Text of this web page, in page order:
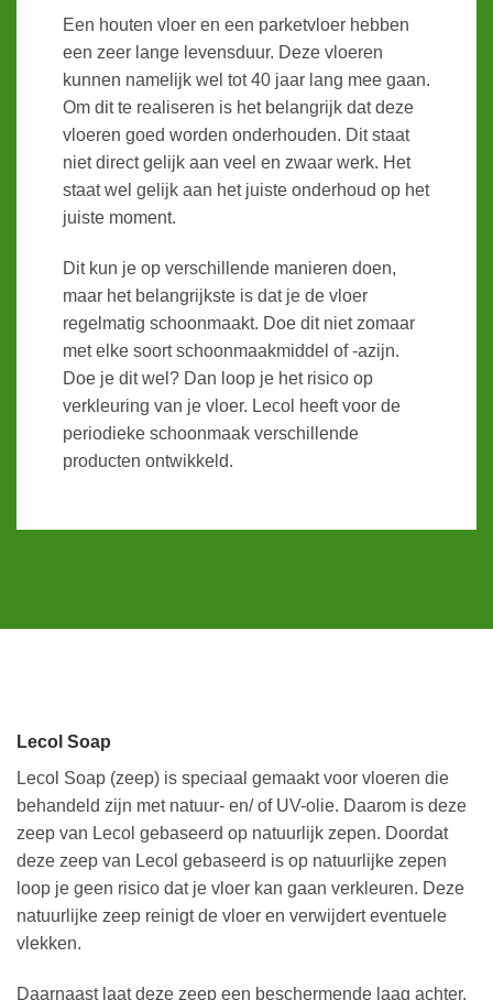
Een houten vloer en een parketvloer hebben
een zeer lange levensduur. Deze vloeren
kunnen namelijk wel tot 40 jaar lang mee gaan.
Om dit te realiseren is het belangrijk dat deze
vloeren goed worden onderhouden. Dit staat
niet direct gelijk aan veel en zwaar werk. Het
staat wel gelijk aan het juiste onderhoud op het
juiste moment.
Dit kun je op verschillende manieren doen,
maar het belangrijkste is dat je de vloer
regelmatig schoonmaakt. Doe dit niet zomaar
met elke soort schoonmaakmiddel of -azijn.
Doe je dit wel? Dan loop je het risico op
verkleuring van je vloer. Lecol heeft voor de
periodieke schoonmaak verschillende
producten ontwikkeld.
Lecol Soap
Lecol Soap (zeep) is speciaal gemaakt voor vloeren die
behandeld zijn met natuur- en/ of UV-olie. Daarom is deze
zeep van Lecol gebaseerd op natuurlijk zepen. Doordat
deze zeep van Lecol gebaseerd is op natuurlijke zepen
loop je geen risico dat je vloer kan gaan verkleuren. Deze
natuurlijke zeep reinigt de vloer en verwijdert eventuele
vlekken.
Daarnaast laat deze zeep een beschermende laag achter.